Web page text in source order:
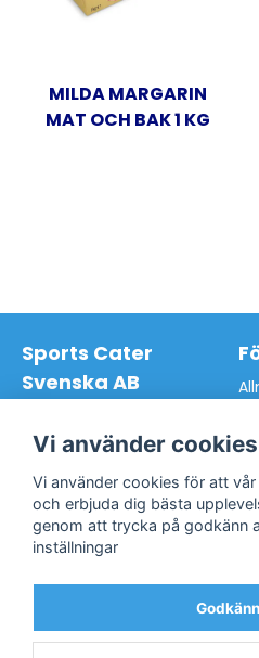
MILDA MARGARIN
MAT OCH BAK 1 KG
Sports Cater
Svenska AB
Org.nr: 559024-7762
Mail:info@sportscater.se
Bli
Support
Allmänna villkor
Kontakta oss
Vi använder cookies
Vi använder cookies för att
och erbjuda dig bästa
genom att trycka på godkänn
inställningar